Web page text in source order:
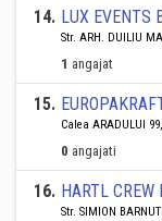
14. LUX EVENTS
Str. ARH. DUILIU
1 angajat
15.
Calea ARADULUI
0 angajati
16. HARTL CREW
Str. SIMION